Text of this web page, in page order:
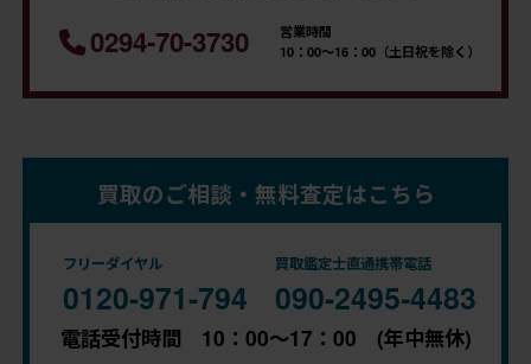
0294-70-3730
営業時間
10：00～16：00（土日祝を除く）
買取のご相談・無料査定はこちら
フリーダイヤル
0120-971-794
買取鑑定士直通携帯電話
090-2495-4483
電話受付時間 10：00～17：00 (年中無休)